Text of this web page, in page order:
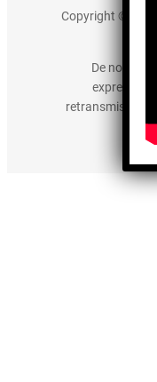
Copyright ©
De no
retransmisión,